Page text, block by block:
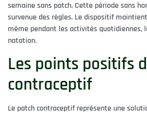
semaine sans patch. Cette période sans
survenue des règles. Le dispositif
même pendant les activités quotidiennes,
natation.
Les points positifs
contraceptif
Le patch contraceptif représente une